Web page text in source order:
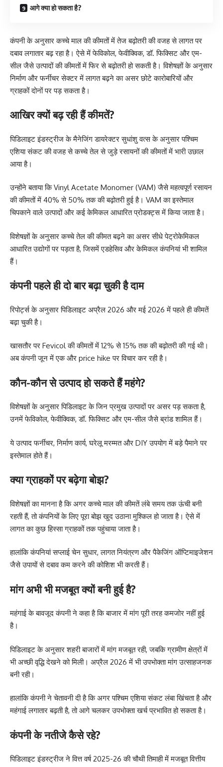
आगे क्या हो सकता है?
कंपनी के अनुसार कच्चे माल की कीमतों में तेज बढ़ोतरी की वजह से लागत पर
दबाव लगातार बढ़ रहा है। ऐसे में फेविकोल, फेवीक्विक, डॉ. फिक्सिट और एम-
सील जैसे उत्पादों की कीमतों में फिर से बढ़ोतरी हो सकती है। विशेषज्ञों के अनुसार
निर्माण और फर्नीचर सेक्टर में लागत बढ़ने का असर छोटे कारोबारियों और
ग्राहकों दोनों पर पड़ सकता है।
आखिर क्यों बढ़ रही हैं कीमतें?
पिडिलाइट इंडस्ट्रीज के मैनेजिंग डायरेक्टर सुधांशु वत्स के अनुसार पश्चिम
एशिया संकट की वजह से कच्चे तेल से जुड़े रसायनों की कीमतों में भारी उछाल
आया है।
उन्होंने बताया कि Vinyl Acetate Monomer (VAM) जैसे महत्वपूर्ण रसायन
की कीमतों में 40% से 50% तक की बढ़ोतरी हुई है। VAM का इस्तेमाल
चिपकाने वाले उत्पादों और कई केमिकल आधारित प्रोडक्ट्स में किया जाता है।
विशेषज्ञों के अनुसार कच्चे तेल की कीमत बढ़ने का असर सीधे पेट्रोकेमिकल
आधारित उद्योगों पर पड़ता है, जिसमें एडहेसिव और केमिकल कंपनियां भी शामिल
हैं।
कंपनी पहले ही दो बार बढ़ा चुकी है दाम
रिपोर्ट्स के अनुसार पिडिलाइट अप्रैल 2026 और मई 2026 में पहले ही कीमतें
बढ़ा चुकी है।
खासतौर पर Fevicol की कीमतों में 12% से 15% तक की बढ़ोतरी की गई थी।
अब कंपनी जून में एक और price hike पर विचार कर रही है।
कौन-कौन से उत्पाद हो सकते हैं महंगे?
विशेषज्ञों के अनुसार पिडिलाइट के जिन प्रमुख उत्पादों पर असर पड़ सकता है,
उनमें फेविकोल, फेवीक्विक, डॉ. फिक्सिट और एम-सील जैसे ब्रांड शामिल हैं।
ये उत्पाद फर्नीचर, निर्माण कार्य, घरेलू मरम्मत और DIY उपयोग में बड़े पैमाने पर
इस्तेमाल होते हैं।
क्या ग्राहकों पर बढ़ेगा बोझ?
विशेषज्ञों का मानना है कि अगर कच्चे माल की कीमतें लंबे समय तक ऊंची बनी
रहती हैं, तो कंपनियों के लिए पूरा बोझ खुद उठाना मुश्किल हो जाता है। ऐसे में
लागत का कुछ हिस्सा ग्राहकों तक पहुंचाया जाता है।
हालांकि कंपनियां सप्लाई चेन सुधार, लागत नियंत्रण और पैकेजिंग ऑप्टिमाइजेशन
जैसे उपायों से दबाव कम करने की कोशिश भी करती हैं।
मांग अभी भी मजबूत क्यों बनी हुई है?
महंगाई के बावजूद कंपनी ने कहा है कि बाजार में मांग पूरी तरह कमजोर नहीं हुई
है।
पिडिलाइट के अनुसार शहरी बाजारों में मांग मजबूत रही, जबकि ग्रामीण क्षेत्रों में
भी अच्छी वृद्धि देखने को मिली। अप्रैल 2026 में भी उपभोक्ता मांग उत्साहजनक
बनी रही।
हालांकि कंपनी ने चेतावनी दी है कि अगर पश्चिम एशिया संकट लंबा खिंचता है और
महंगाई लगातार बढ़ती है, तो आगे चलकर उपभोक्ता खर्च प्रभावित हो सकता है।
कंपनी के नतीजे कैसे रहे?
पिडिलाइट इंडस्ट्रीज ने वित्त वर्ष 2025-26 की चौथी तिमाही में मजबूत वित्तीय